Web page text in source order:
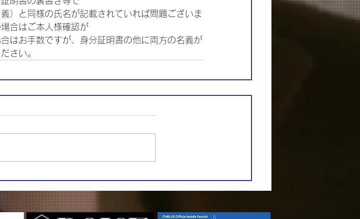
）と同様の氏名が記載されていれば問題ございま
合はご本人様確認が
はお手数ですが、身分証明書の他に両方の名義が
さい。